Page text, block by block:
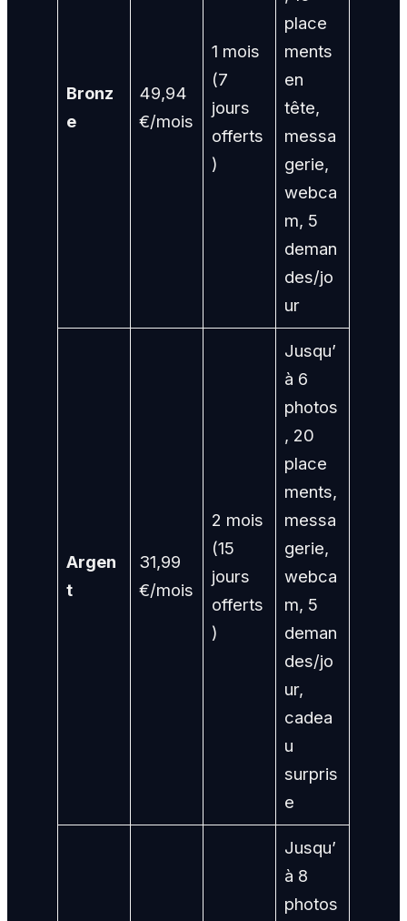
Bronz
e
49,94
€/mois
1 mois
(7
jours
offerts
)
place
ments
en
tête,
messa
gerie,
webca
m, 5
deman
des/jo
ur
Argen
t
31,99
€/mois
2 mois
(15
jours
offerts
)
Jusqu’
à 6
photos
, 20
place
ments,
messa
gerie,
webca
m, 5
deman
des/jo
ur,
cadea
u
surpris
e
Jusqu’
à 8
photos